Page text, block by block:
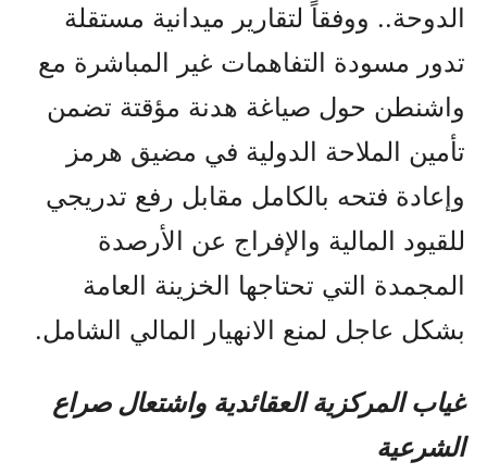
الدوحة.. ووفقاً لتقارير ميدانية مستقلة
تدور مسودة التفاهمات غير المباشرة مع
واشنطن حول صياغة هدنة مؤقتة تضمن
تأمين الملاحة الدولية في مضيق هرمز
وإعادة فتحه بالكامل مقابل رفع تدريجي
للقيود المالية والإفراج عن الأرصدة
المجمدة التي تحتاجها الخزينة العامة
بشكل عاجل لمنع الانهيار المالي الشامل.
غياب المركزية العقائدية واشتعال صراع
الشرعية